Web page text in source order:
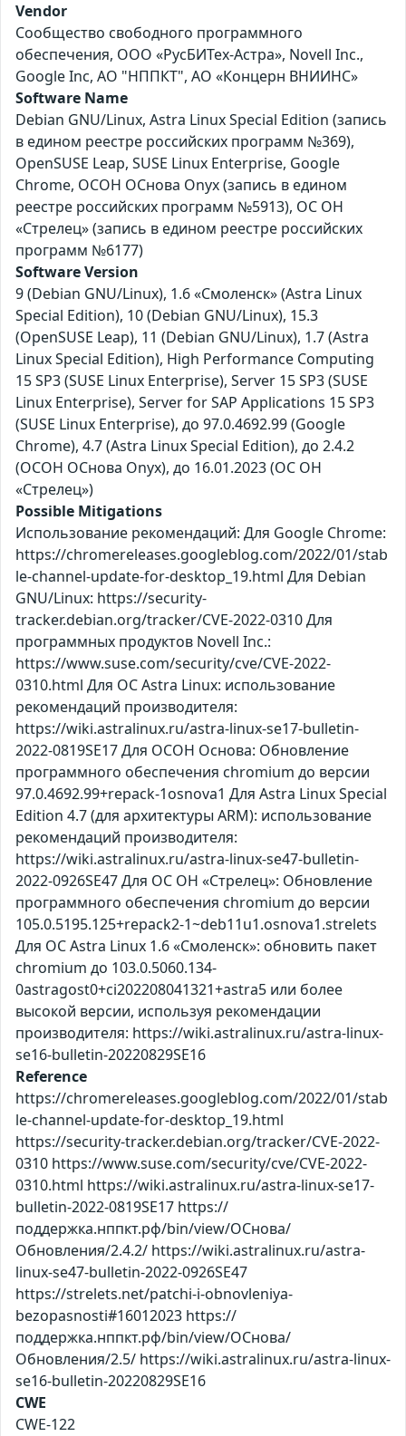
Vendor
Сообщество свободного программного
обеспечения, ООО «РусБИТех-Астра», Novell Inc.,
Google Inc, АО "НППКТ", АО «Концерн ВНИИНС»
Software Name
Debian GNU/Linux, Astra Linux Special Edition (запись
в едином реестре российских программ №369),
OpenSUSE Leap, SUSE Linux Enterprise, Google
Chrome, ОСОН ОСнова Оnyx (запись в едином
реестре российских программ №5913), ОС ОН
«Стрелец» (запись в едином реестре российских
программ №6177)
Software Version
9 (Debian GNU/Linux), 1.6 «Смоленск» (Astra Linux
Special Edition), 10 (Debian GNU/Linux), 15.3
(OpenSUSE Leap), 11 (Debian GNU/Linux), 1.7 (Astra
Linux Special Edition), High Performance Computing
15 SP3 (SUSE Linux Enterprise), Server 15 SP3 (SUSE
Linux Enterprise), Server for SAP Applications 15 SP3
(SUSE Linux Enterprise), до 97.0.4692.99 (Google
Chrome), 4.7 (Astra Linux Special Edition), до 2.4.2
(ОСОН ОСнова Оnyx), до 16.01.2023 (ОС ОН
«Стрелец»)
Possible Mitigations
Использование рекомендаций: Для Google Chrome:
https://chromereleases.googleblog.com/2022/01/stab
le-channel-update-for-desktop_19.html Для Debian
GNU/Linux: https://security-
tracker.debian.org/tracker/CVE-2022-0310 Для
программных продуктов Novell Inc.:
https://www.suse.com/security/cve/CVE-2022-
0310.html Для ОС Astra Linux: использование
рекомендаций производителя:
https://wiki.astralinux.ru/astra-linux-se17-bulletin-
2022-0819SE17 Для ОСОН Основа: Обновление
программного обеспечения chromium до версии
97.0.4692.99+repack-1osnova1 Для Astra Linux Special
Edition 4.7 (для архитектуры ARM): использование
рекомендаций производителя:
https://wiki.astralinux.ru/astra-linux-se47-bulletin-
2022-0926SE47 Для ОС ОН «Стрелец»: Обновление
программного обеспечения chromium до версии
105.0.5195.125+repack2-1~deb11u1.osnova1.strelets
Для ОС Astra Linux 1.6 «Смоленск»: обновить пакет
chromium до 103.0.5060.134-
0astragost0+ci202208041321+astra5 или более
высокой версии, используя рекомендации
производителя: https://wiki.astralinux.ru/astra-linux-
se16-bulletin-20220829SE16
Reference
https://chromereleases.googleblog.com/2022/01/stab
le-channel-update-for-desktop_19.html
https://security-tracker.debian.org/tracker/CVE-2022-
0310 https://www.suse.com/security/cve/CVE-2022-
0310.html https://wiki.astralinux.ru/astra-linux-se17-
bulletin-2022-0819SE17 https://
поддержка.нппкт.рф/bin/view/ОСнова/
Обновления/2.4.2/ https://wiki.astralinux.ru/astra-
linux-se47-bulletin-2022-0926SE47
https://strelets.net/patchi-i-obnovleniya-
bezopasnosti#16012023 https://
поддержка.нппкт.рф/bin/view/ОСнова/
Обновления/2.5/ https://wiki.astralinux.ru/astra-linux-
se16-bulletin-20220829SE16
CWE
CWE-122